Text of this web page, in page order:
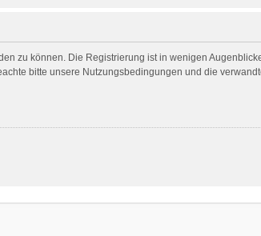
zu können. Die Registrierung ist in wenigen
bitte unsere Nutzungsbedingungen und die